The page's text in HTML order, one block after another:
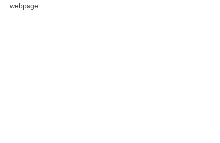
webpage.
06 Agosto, 20:03